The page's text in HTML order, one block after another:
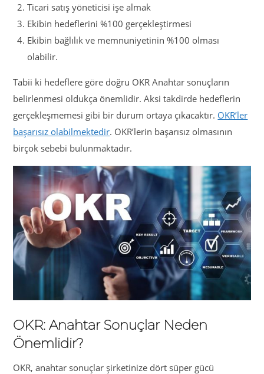
Ticari satış yöneticisi işe almak
Ekibin hedeflerini %100 gerçekleştirmesi
Ekibin bağlılık ve memnuniyetinin %100 olması
olabilir.
Tabii ki hedeflere göre doğru OKR Anahtar sonuçların
belirlenmesi oldukça önemlidir. Aksi takdirde hedeflerin
gerçekleşmemesi gibi bir durum ortaya çıkacaktır. OKR’ler
başarısız olabilmektedir. OKR’lerin başarısız olmasının
birçok sebebi bulunmaktadır.
OKR: Anahtar Sonuçlar Neden
Önemlidir?
OKR, anahtar sonuçlar şirketinize dört süper gücü